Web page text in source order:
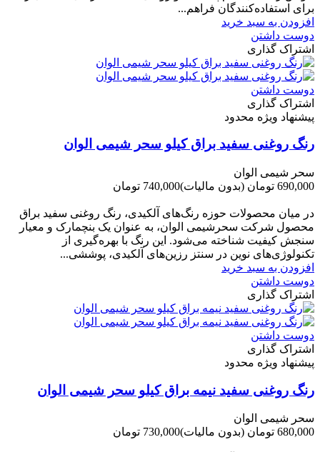
برای استفاده‌کنندگان فراهم...
افزودن به سبد خرید
دوست داشتن
اشتراک گذاری
دوست داشتن
اشتراک گذاری
پیشنهاد ویژه محدود
رنگ روغنی سفید براق کیلو سحر شیمی الوان
سحر شیمی الوان
690,000 تومان
(بدون مالیات)740,000 تومان
در میان محصولات حوزه رنگ‌های آلکیدی، رنگ روغنی سفید براق
محصول شرکت سحرشیمی الوان، به عنوان یک بنچمارک و معیار
سنجش کیفیت شناخته می‌شود. این رنگ با بهره‌گیری از
تکنولوژی‌های نوین در سنتز رزین‌های آلکیدی، پوششی...
افزودن به سبد خرید
دوست داشتن
اشتراک گذاری
دوست داشتن
اشتراک گذاری
پیشنهاد ویژه محدود
رنگ روغنی سفید نیمه براق کیلو سحر شیمی الوان
سحر شیمی الوان
680,000 تومان
(بدون مالیات)730,000 تومان